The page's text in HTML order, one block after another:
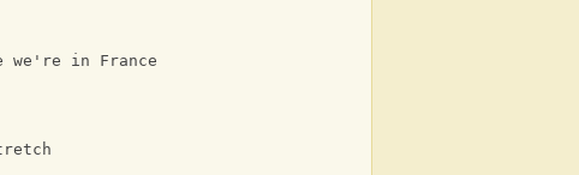
we're in France